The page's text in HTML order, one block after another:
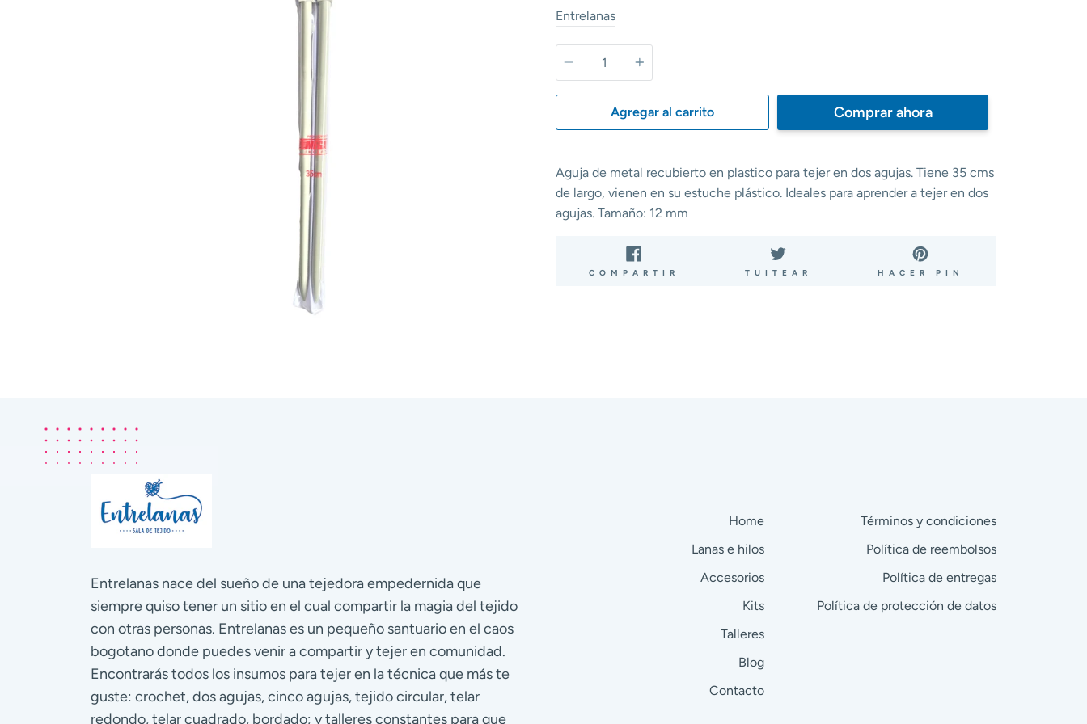
Entrelanas
Cantidad
Agregar al carrito Comprar ahora
Aguja de metal recubierto en plastico para tejer en dos agujas. Tiene 35 cms
de largo, vienen en su estuche plástico. Ideales para aprender a tejer en dos
agujas. Tamaño: 12 mm
COMPARTIR
COMPARTIRTUITEAR
TUITEARHACER PIN
Entrelanas nace del sueño de una tejedora empedernida que
siempre quiso tener un sitio en el cual compartir la magia del tejido
con otras personas. Entrelanas es un pequeño santuario en el caos
bogotano donde puedes venir a compartir y tejer en comunidad.
Encontrarás todos los insumos para tejer en la técnica que más te
guste: crochet, dos agujas, cinco agujas, tejido circular, telar
redondo, telar cuadrado, bordado; y talleres constantes para que
Home
Lanas e hilos
Accesorios
Kits
Talleres
Blog
Contacto
Términos y condiciones
Política de reembolsos
Política de entregas
Política de protección de datos